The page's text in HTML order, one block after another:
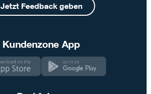
Jetzt Feedback geben
Kundenzone App